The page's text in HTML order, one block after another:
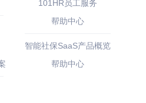
101HR员工服务
帮助中心
智能社保SaaS产品概览
帮助中心